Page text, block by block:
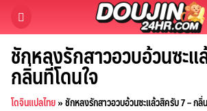
ชักหลงรักสาวอวบอ้วนซะแ
กลิ่นที่โดนใจ
โดจินแปลไทย»ชักหลงรักสาวอวบอ้วนซะแล้วสิครับ 7 – กลิ่